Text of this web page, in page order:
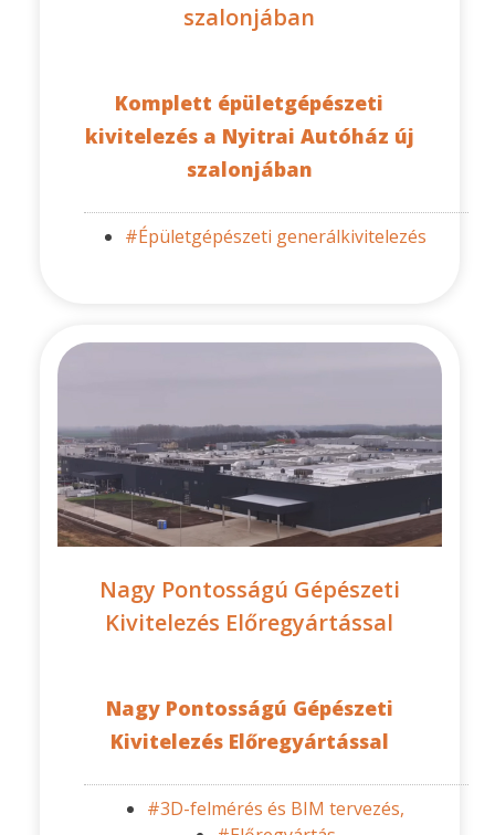
szalonjában
Komplett épületgépészeti
kivitelezés a Nyitrai Autóház új
szalonjában
#Épületgépészeti generálkivitelezés
Nagy Pontosságú Gépészeti
Kivitelezés Előregyártással
Nagy Pontosságú Gépészeti
Kivitelezés Előregyártással
#3D-felmérés és BIM tervezés,